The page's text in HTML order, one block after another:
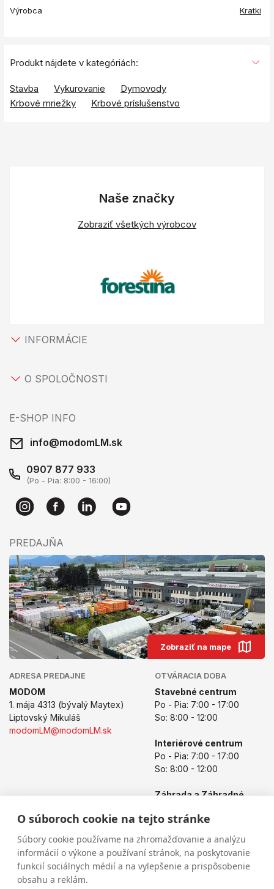
O súboroch cookie na tejto stránke
Súbory cookie používame na zhromažďovanie a analýzu
informácií o výkone a používaní stránok, na poskytovanie
funkcií sociálnych médií a na vylepšenie a prispôsobenie
obsahu a reklám.
Výrobca Kratki
Produkt nájdete v kategóriách:
Stavba Vykurovanie
Dymovody
Krbové mriežky
Krbové príslušenstvo
Naše značky
Zobraziť všetkých výrobcov
INFORMÁCIE
O SPOLOČNOSTI
E-SHOP INFO
info@modomLM.sk
0907 877 933
(Po - Pia: 8:00 - 16:00)
PREDAJŇA
Zobraziť na mape
ADRESA PREDAJNE
MODOM
1. mája 4313 (bývalý Maytex)
Liptovský Mikuláš
modomLM@modomLM.sk
OTVÁRACIA DOBA
Stavebné centrum
Po - Pia: 7:00 - 17:00
So: 8:00 - 12:00
Interiérové centrum
Po - Pia: 7:00 - 17:00
So: 8:00 - 12:00
Záhrada a Záhradné
Po - Pia: 8:00 - 17:00
So: 8:00 - 12:00